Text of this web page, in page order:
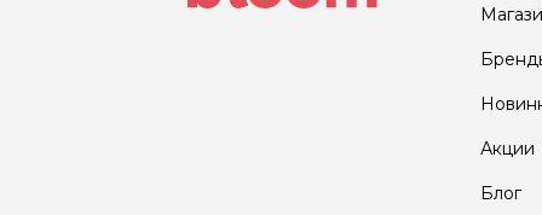
Акции
Блог